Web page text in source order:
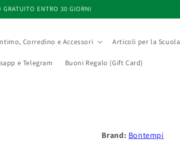
GRATUITO ENTRO 30 GIORNI
Corredino e Accessori Articoli per la Scuola
e Telegram Buoni Regalo (Gift Card)
Brand: Bontempi